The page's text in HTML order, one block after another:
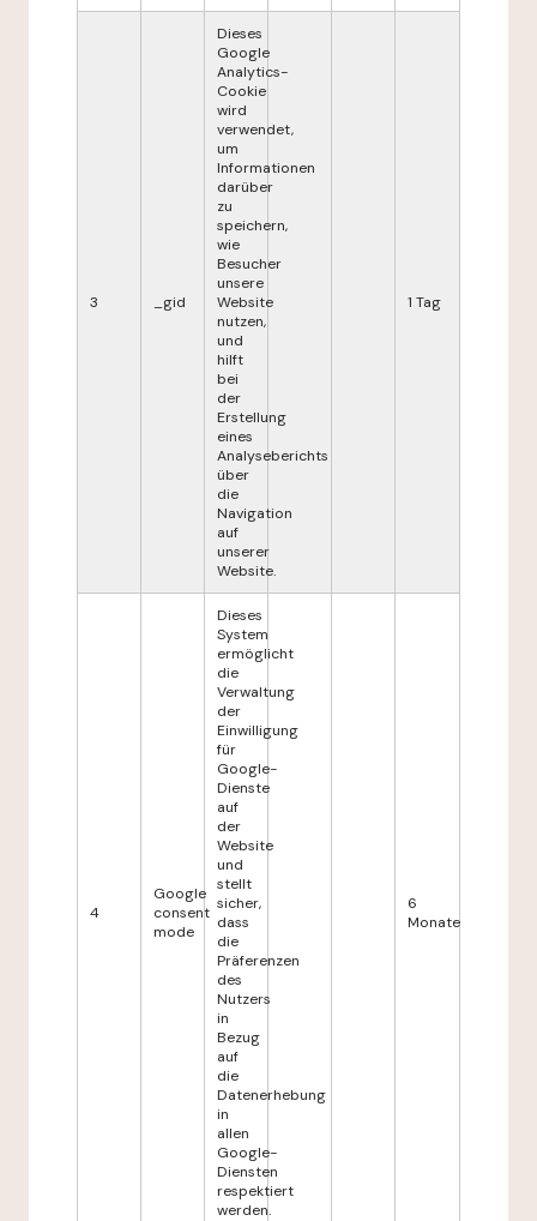
3 _gid
Dieses
Google
Analytics-
Cookie
wird
verwendet,
um
Informationen
darüber
zu
speichern,
wie
Besucher
unsere
Website
nutzen,
und
hilft
bei
der
Erstellung
eines
Analyseberichts
über
die
Navigation
auf
unserer
Website.
1 Tag
4
Google
consent
mode
Dieses
System
ermöglicht
die
Verwaltung
der
Einwilligung
für
Google-
Dienste
auf
der
Website
und
stellt
sicher,
dass
die
Präferenzen
des
Nutzers
in
Bezug
auf
die
Datenerhebung
in
allen
Google-
Diensten
respektiert
werden.
6
Monate